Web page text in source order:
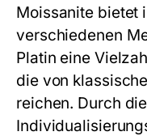
Moissanite bietet
verschiedenen
Platin eine
die von
reichen. Durch die